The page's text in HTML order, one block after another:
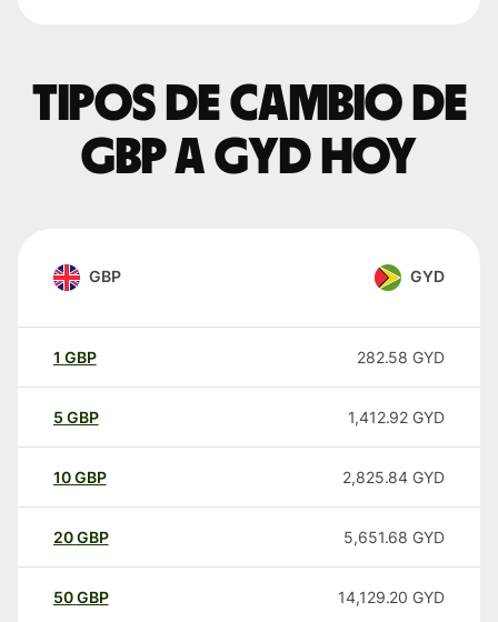
Tipos de cambio de
GBP a GYD hoy
GBP GYD
1 GBP 282.58 GYD
5 GBP 1,412.92 GYD
10GBP 2,825.84 GYD
20GBP 5,651.68 GYD
50GBP 14,129.20 GYD